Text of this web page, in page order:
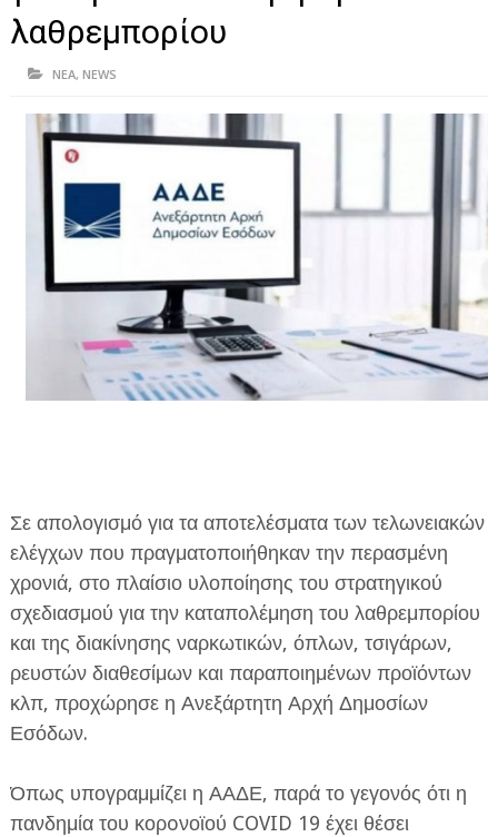
ΗΠΕΙΡΟΣ
ΠΡΕΒΕΖΑ
ΙΩΑΝΝΙΝΑ
ΘΕΣΠΡΩΤΙΑ
ΙΟΝΙΑ ΝΗΣΙΑ
ΚΑΙ ΕΛΛΑΔΑ
ΥΓΕΙΑ-ΟΜΟΡΦΙΑ
ΠΟΛΙΤΙΣΜΟΣ
ΕΦΗΜΕΡΙΔΑ Η ΠΑΡΓΑ
ΠΛΗΡΟΦΟΡΙΕΣ
λαθρεμπορίου
ΝΕΑ, NEWS
Σε απολογισμό για τα αποτελέσματα των τελωνειακών
ελέγχων που πραγματοποιήθηκαν την περασμένη
χρονιά, στο πλαίσιο υλοποίησης του στρατηγικού
σχεδιασμού για την καταπολέμηση του λαθρεμπορίου
και της διακίνησης ναρκωτικών, όπλων, τσιγάρων,
ρευστών διαθεσίμων και παραποιημένων προϊόντων
κλπ, προχώρησε η Ανεξάρτητη Αρχή Δημοσίων
Εσόδων.
Όπως υπογραμμίζει η ΑΑΔΕ, παρά το γεγονός ότι η
πανδημία του κορoνοϊού COVID 19 έχει θέσει